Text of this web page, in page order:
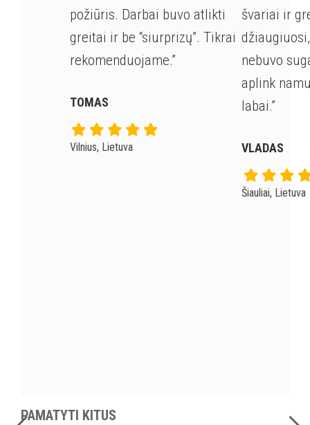
požiūris. Darbai buvo atlikti
greitai ir be “siurprizų”. Tikrai
rekomenduojame.”
TOMAS
Vilnius, Lietuva
švariai ir
nebuvo
aplink
labai.”
VLADAS
Šiauliai, Lietuva
PAMATYTI KITUS